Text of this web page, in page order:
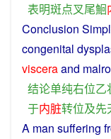
表明斑点叉尾鮰
Conclusion
congenital
visceraand
结论单纯右位乙
于内脏转位及先
A man suffering